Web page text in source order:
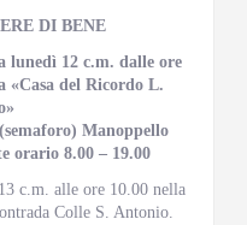
DI BENE
lunedì 12 c.m. dalle ore
«Casa del Ricordo L.
Manoppello
orario 8.00 – 19.00
c.m. alle ore 10.00 nella
Colle S. Antonio.